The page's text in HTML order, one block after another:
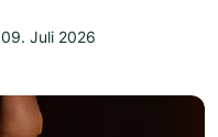
09. Juli 2026